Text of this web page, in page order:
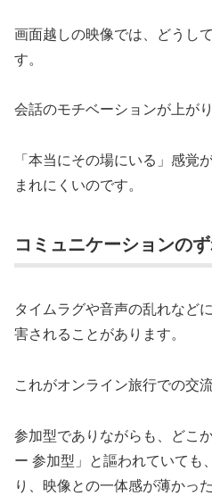
画面越しの映像では、どうし
す。
会話のモチベーションが上が
「本当にその場にいる」感覚
まれにくいのです。
コミュニケーションの
タイムラグや音声の乱れなど
害されることがあります。
これがオンライン旅行での交
参加型でありながらも、どこ
ー 参加型」と謳われていても
り、映像との一体感が薄かっ